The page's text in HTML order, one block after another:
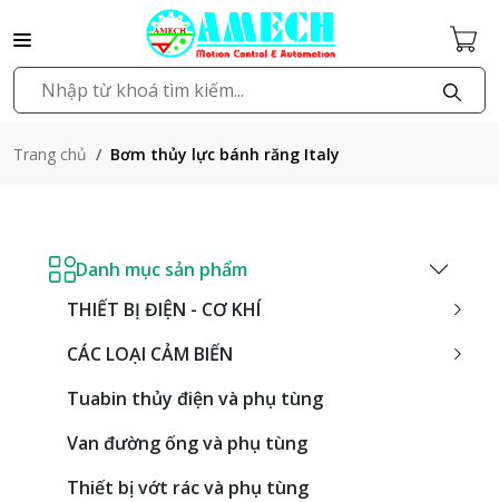
Trang chủ Bơm thủy lực bánh răng Italy
Danh mục sản phẩm
THIẾT BỊ ĐIỆN - CƠ KHÍ
CÁC LOẠI CẢM BIẾN
Tuabin thủy điện và phụ tùng
Van đường ống và phụ tùng
Thiết bị vớt rác và phụ tùng